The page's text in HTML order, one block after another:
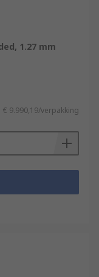
1.27 mm
€ 9.990,19/verpakking